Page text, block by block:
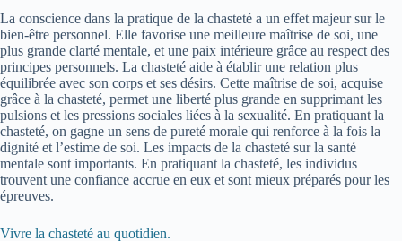
La conscience dans la pratique de la chasteté a un effet majeur sur le
bien-être personnel. Elle favorise une meilleure maîtrise de soi, une
plus grande clarté mentale, et une paix intérieure grâce au respect des
principes personnels. La chasteté aide à établir une relation plus
équilibrée avec son corps et ses désirs. Cette maîtrise de soi, acquise
grâce à la chasteté, permet une liberté plus grande en supprimant les
pulsions et les pressions sociales liées à la sexualité. En pratiquant la
chasteté, on gagne un sens de pureté morale qui renforce à la fois la
dignité et l’estime de soi. Les impacts de la chasteté sur la santé
mentale sont importants. En pratiquant la chasteté, les individus
trouvent une confiance accrue en eux et sont mieux préparés pour les
épreuves.
Vivre la chasteté au quotidien.